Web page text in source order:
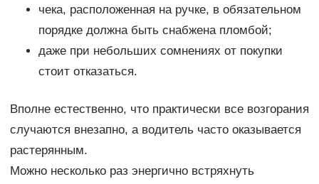
чека, расположенная на ручке, в обязательном
порядке должна быть снабжена пломбой;
даже при небольших сомнениях от покупки
стоит отказаться.
Вполне естественно, что практически все возгорания
случаются внезапно, а водитель часто оказывается
растерянным.
Можно несколько раз энергично встряхнуть